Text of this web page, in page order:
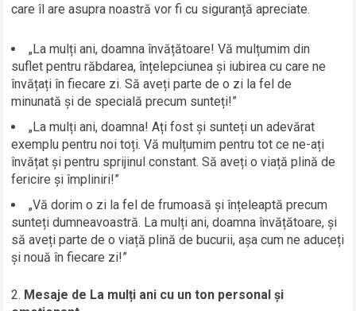
care îl are asupra noastră vor fi cu siguranță apreciate.
„La mulți ani, doamna învățătoare! Vă mulțumim din
suflet pentru răbdarea, înțelepciunea și iubirea cu care ne
învățați în fiecare zi. Să aveți parte de o zi la fel de
minunată și de specială precum sunteți!”
„La mulți ani, doamna! Ați fost și sunteți un adevărat
exemplu pentru noi toți. Vă mulțumim pentru tot ce ne-ați
învățat și pentru sprijinul constant. Să aveți o viață plină de
fericire și împliniri!”
„Vă dorim o zi la fel de frumoasă și înțeleaptă precum
sunteți dumneavoastră. La mulți ani, doamna învățătoare, și
să aveți parte de o viață plină de bucurii, așa cum ne aduceți
și nouă în fiecare zi!”
Mesaje de La mulți ani cu un ton personal și